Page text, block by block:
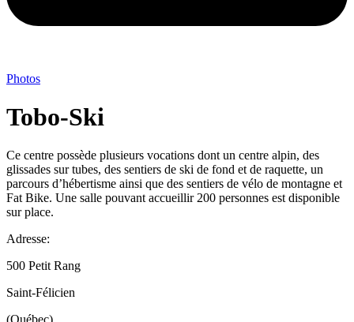
Photos
Tobo-Ski
Ce centre possède plusieurs vocations dont un centre alpin, des
glissades sur tubes, des sentiers de ski de fond et de raquette, un
parcours d’hébertisme ainsi que des sentiers de vélo de montagne et
Fat Bike. Une salle pouvant accueillir 200 personnes est disponible
sur place.
Adresse:
500 Petit Rang
Saint-Félicien